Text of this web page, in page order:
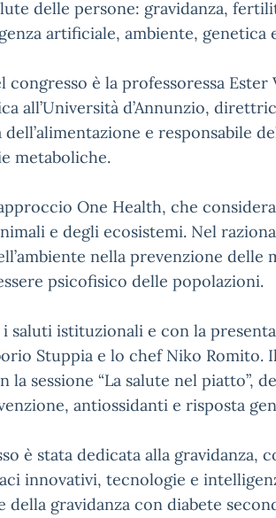
delle persone: gravidanza,
artificiale, ambiente, genetica
congresso è la professoressa
all’Università d’Annunzio,
e responsabile
metaboliche.
One Health, che
e degli ecosistemi. Nel
nella prevenzione delle
psicofisico delle popolazioni.
saluti istituzionali e con la
Stuppia e lo chef Niko Romito.
sessione “La salute nel piatto”,
antiossidanti e risposta
è stata dedicata alla gravidanza,
innovativi, tecnologie e
gravidanza con diabete